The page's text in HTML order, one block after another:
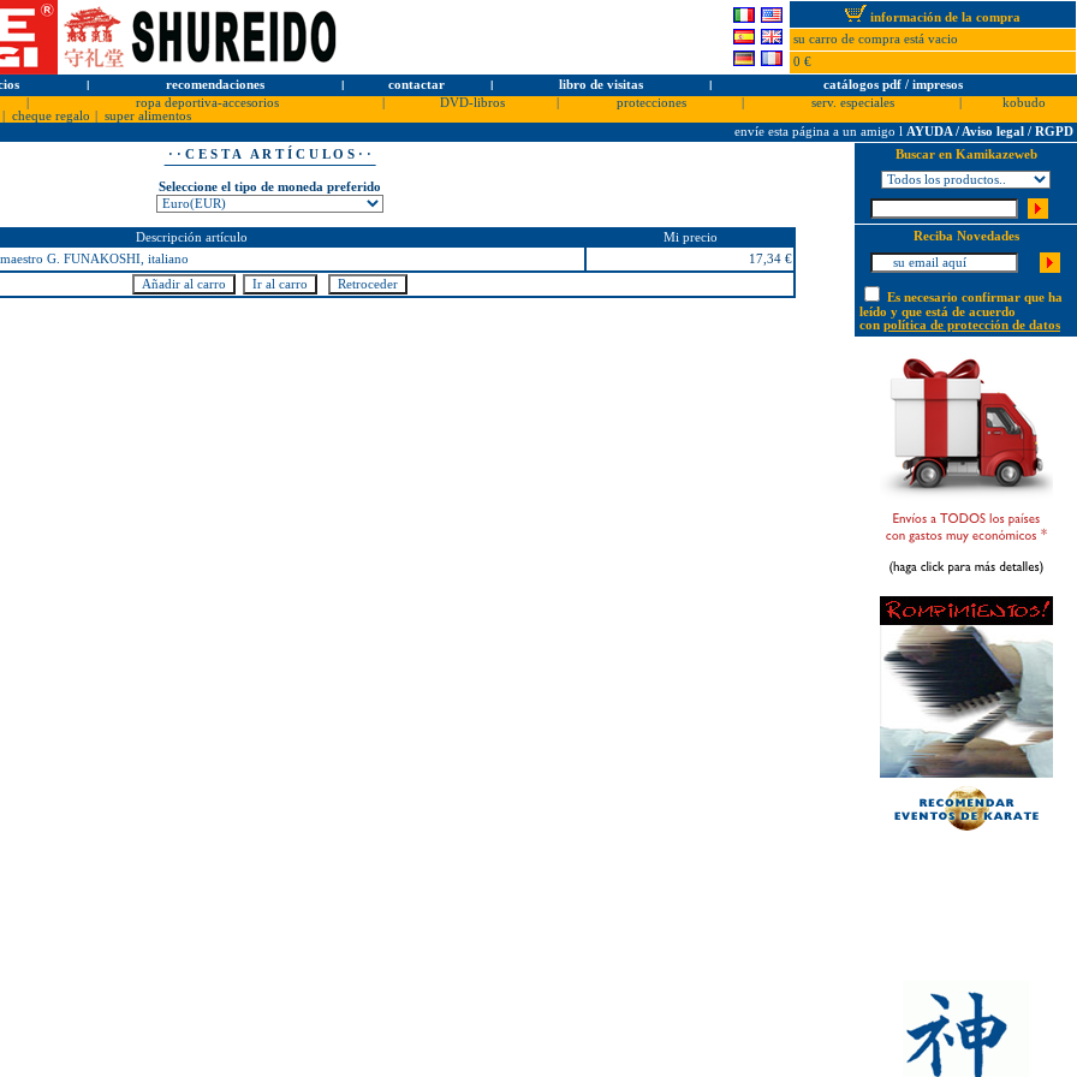
información de la compra
su carro de compra está vacio
0 €
l recomendaciones l contactar l libro de visitas l
catálogos pdf / impresos
ropa deportiva-accesorios DVD-libros protecciones serv. especiales
kobudo
cheque regalo
super alimentos
envíe esta página a un amigo l AYUDA / Aviso legal / RGPD
· · C E S T A A R T Í C U L O S · ·
Seleccione el tipo de moneda preferido
Descripción artículo
Mi precio
G. FUNAKOSHI, italiano
17,34 €
Buscar en Kamikazeweb
Reciba Novedades
Es necesario confirmar que ha
leído y que está de acuerdo
con política de protección de datos